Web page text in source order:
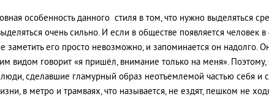
особенность данного стиля в том, что нужно выделяться
очень сильно. И если в обществе появляется человек в
заметить его просто невозможно, и запоминается он надолго.
видом говорит «я пришёл, внимание только на меня». Поэтому,
люди, сделавшие гламурный образ неотъемлемой частью себя и
в метро и трамваях, что называется, не ездят, пешком не